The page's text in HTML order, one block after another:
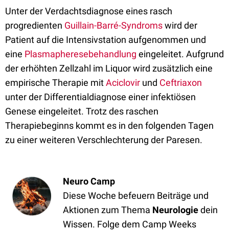
Unter der Verdachtsdiagnose eines rasch
progredienten Guillain-Barré-Syndromswird der
Patient auf die Intensivstation aufgenommen und
eine Plasmapheresebehandlung eingeleitet. Aufgrund
der erhöhten Zellzahl im Liquor wird zusätzlich eine
empirische Therapie mitAciclovir und Ceftriaxon
unter der Differentialdiagnose einer infektiösen
Genese eingeleitet. Trotz des raschen
Therapiebeginns kommt es in den folgenden Tagen
zu einer weiteren Verschlechterung der Paresen.
Neuro Camp
Diese Woche befeuern Beiträge und
Aktionen zum Thema Neurologiedein
Wissen. Folge dem Camp Weeks